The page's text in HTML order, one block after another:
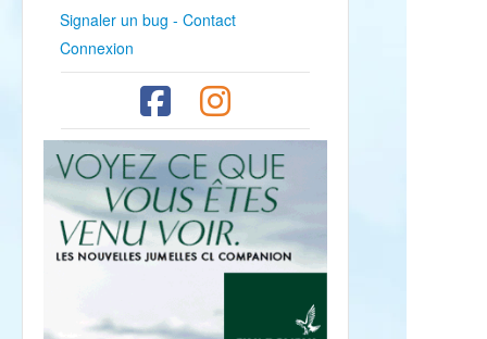
Signaler un bug - Contact
Connexion